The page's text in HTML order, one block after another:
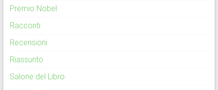
Premio Nobel
Racconti
Recensioni
Riassunto
Salone del Libro